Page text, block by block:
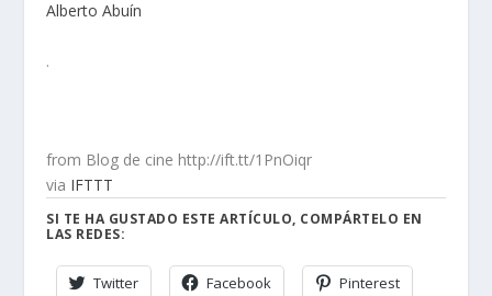
Alberto Abuín
.
from Blog de cine http://ift.tt/1PnOiqr
via IFTTT
SI TE HA GUSTADO ESTE ARTÍCULO, COMPÁRTELO EN
LAS REDES:
Twitter Facebook Pinterest